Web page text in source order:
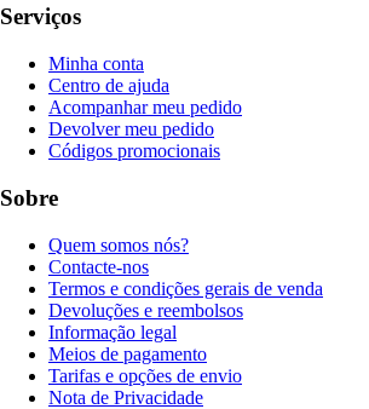
Serviços
Minha conta
Centro de ajuda
Acompanhar meu pedido
Devolver meu pedido
Códigos promocionais
Sobre
Quem somos nós?
Contacte-nos
Termos e condições gerais de venda
Devoluções e reembolsos
Informação legal
Meios de pagamento
Tarifas e opções de envio
Nota de Privacidade